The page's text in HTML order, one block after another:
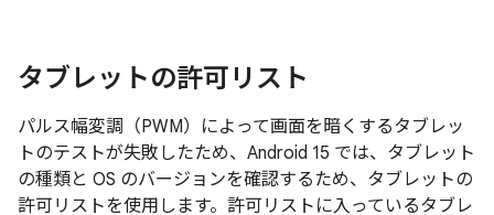
タブレットの許可リスト
パルス幅変調（PWM）によって画面を暗くするタブレッ
トのテストが失敗したため、Android 15 では、タブレット
の種類と OS のバージョンを確認するため、タブレットの
許可リストを使用します。許可リストに入っているタブレ